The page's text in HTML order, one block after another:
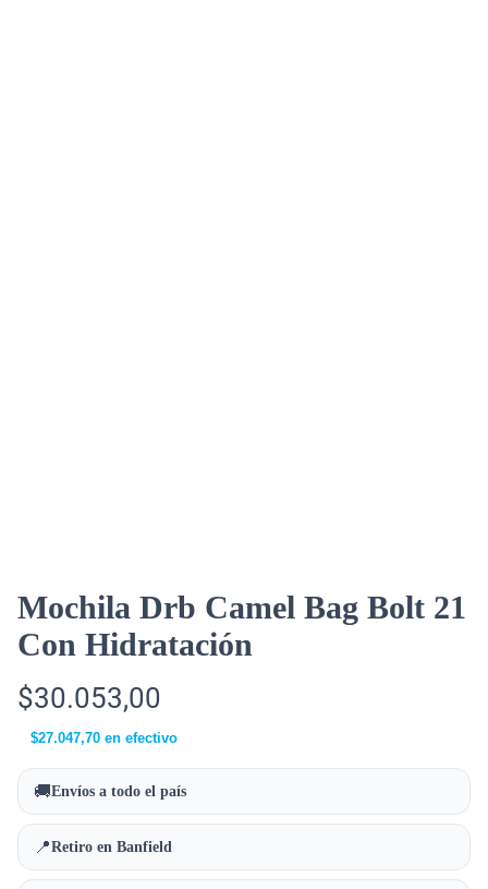
Mochila Drb Camel Bag Bolt 21
Con Hidratación
$30.053,00
$27.047,70 en efectivo
🚚Envíos a todo el país
📍Retiro en Banfield